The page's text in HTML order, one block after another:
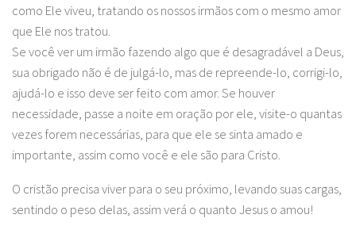
como Ele viveu, tratando os nossos irmãos com o mesmo amor
que Ele nos tratou.
Se você ver um irmão fazendo algo que é desagradável a Deus,
sua obrigado não é de julgá-lo, mas de repreende-lo, corrigi-lo,
ajudá-lo e isso deve ser feito com amor. Se houver
necessidade, passe a noite em oração por ele, visite-o quantas
vezes forem necessárias, para que ele se sinta amado e
importante, assim como você e ele são para Cristo.
O cristão precisa viver para o seu próximo, levando suas cargas,
sentindo o peso delas, assim verá o quanto Jesus o amou!